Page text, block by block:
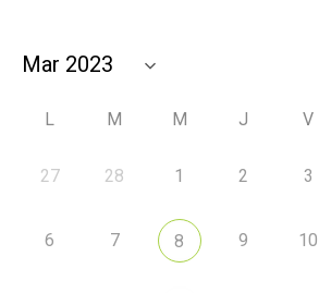
L M M J V
27 28 1 2 3
6 7 8 9 10